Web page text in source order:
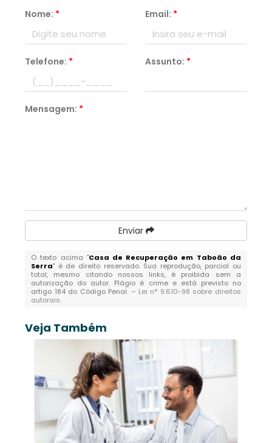
Nome: * Email: *
Telefone: * Assunto: *
Mensagem: *
Enviar
O texto acima "Casa de Recuperação em Taboão da
Serra" é de direito reservado. Sua reprodução, parcial ou
total, mesmo citando nossos links, é proibida sem a
autorização do autor. Plágio é crime e está previsto no
artigo 184 do Código Penal. – Lei n° 9.610-98 sobre direitos
autorais.
Veja Também